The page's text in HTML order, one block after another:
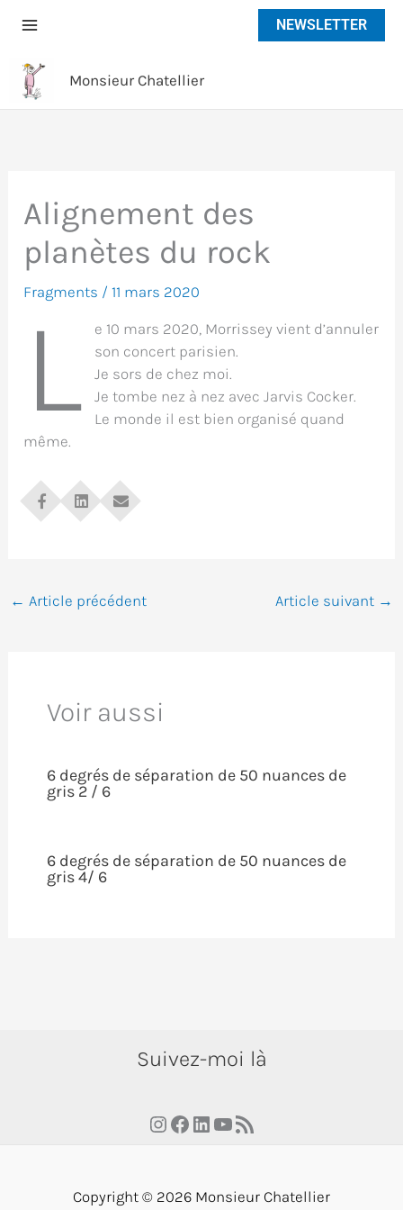
NEWSLETTER
Monsieur Chatellier
Alignement des
planètes du rock
Fragments /11 mars 2020
L
e 10 mars 2020, Morrissey vient d’annuler
son concert parisien.
Je sors de chez moi.
Je tombe nez à nez avec Jarvis Cocker.
Le monde il est bien organisé quand
même.
← Article précédent Article suivant →
Voir aussi
6 degrés de séparation de 50 nuances de
gris 2 / 6
6 degrés de séparation de 50 nuances de
gris 4/ 6
Suivez-moi là
Instagram
Facebook
LinkedIn
YouTube
RSS Feed
Copyright © 2026 Monsieur Chatellier